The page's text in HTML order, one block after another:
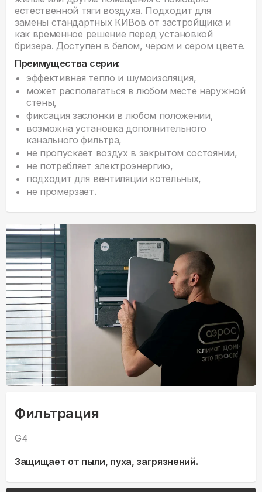
естественной тяги воздуха. Подходит для
замены стандартных КИВов от застройщика и
как временное решение перед установкой
бризера. Доступен в белом, чером и сером цвете.
Преимущества серии:
эффективная тепло и шумоизоляция,
может располагаться в любом месте наружной
стены,
фиксация заслонки​ в любом положении,
возможна установка дополнительного
канального фильтра,
не пропускает воздух в закрытом состоянии​,
не потребляет электроэнергию,
подходит для вентиляции котельных,
не промерзает.
Фильтрация
G4
Защищает от пыли, пуха, загрязнений.